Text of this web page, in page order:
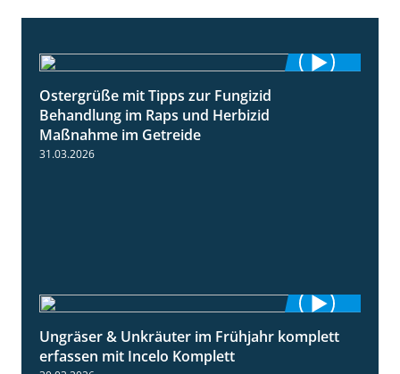
Ostergrüße mit Tipps zur Fungizid
Behandlung im Raps und Herbizid
Maßnahme im Getreide
31.03.2026
3:10
Ungräser & Unkräuter im Frühjahr komplett
erfassen mit Incelo Komplett